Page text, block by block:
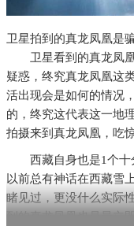
卫星拍到的真龙凤凰是
卫星看到的真龙凤
疑惑，终究真龙凤凰这
活出现会是如何的情况
的，终究这代表这一地
拍摄来到真龙凤凰，吃
西藏自身也是1个十
以前总有神话在西藏雪
睹见过，更没什么实际